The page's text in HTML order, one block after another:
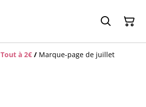
Tout à 2€ / Marque-page de juillet